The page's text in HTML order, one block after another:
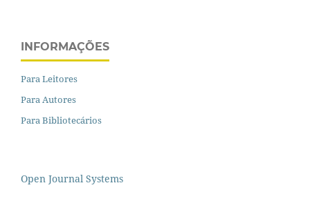
INFORMAÇÕES
Para Leitores
Para Autores
Para Bibliotecários
Open Journal Systems